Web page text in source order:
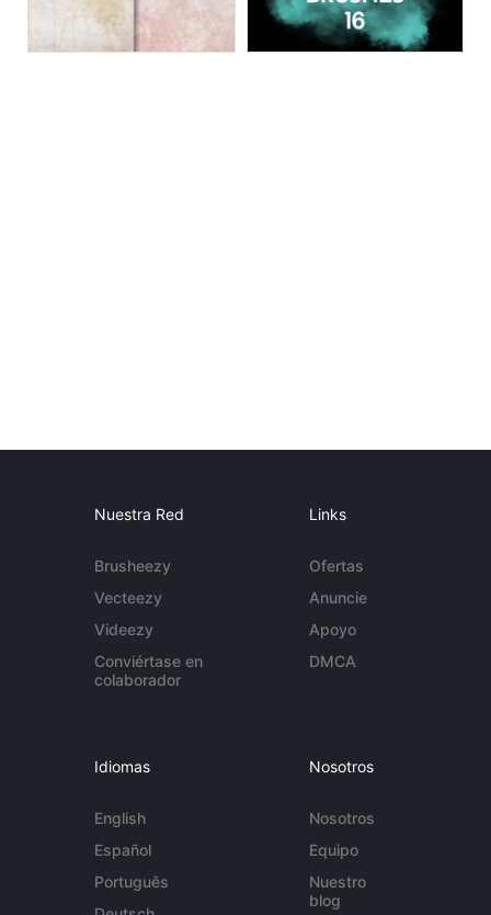
Nuestra Red
Brusheezy
Vecteezy
Videezy
Conviértase en
colaborador
Links
Ofertas
Anuncie
Apoyo
DMCA
Idiomas
English
Español
Português
Nosotros
Nosotros
Equipo
Nuestro
blog